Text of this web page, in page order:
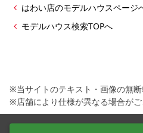
はわい店のモデルハウスページ
モデルハウス検索TOPへ
※当サイトのテキスト・画像の無断
※店舗により仕様が異なる場合がご